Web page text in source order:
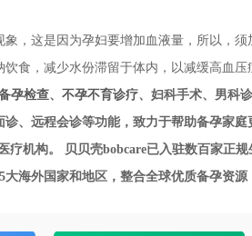
这是因为孕妇要增加血液量，所以，须
饮食，减少水份滞留于体内，以减缓高血
孕检查、 不孕不育诊疗、妇科手术、男科
诊、远程会诊等功能，致力于帮助备孕家
疗机构。 贝贝壳bobcare已入驻数百家正
大海外国家和地区，整合全球优质备孕资